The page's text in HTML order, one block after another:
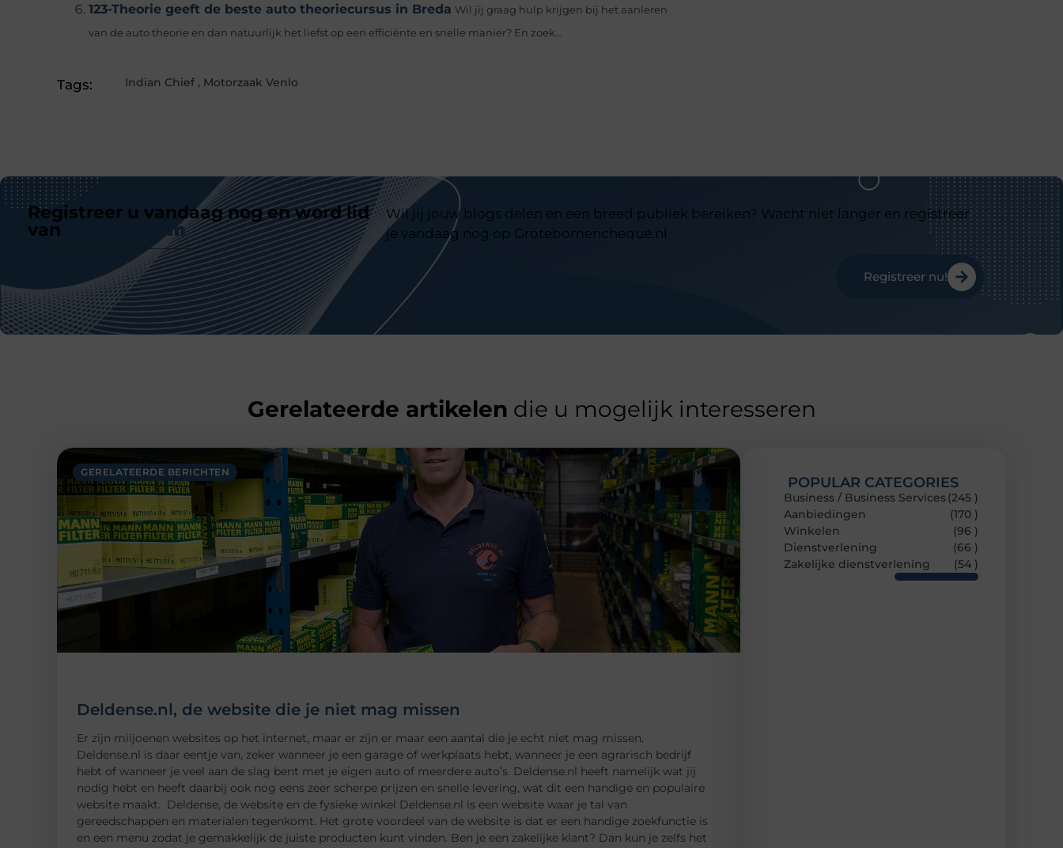
123-Theorie geeft de beste auto theoriecursus in Breda Wil jij graag hulp krijgen bij het aanleren
van de auto theorie en dan natuurlijk het liefst op een efficiënte en snelle manier? En zoek...
Tags: Indian Chief , Motorzaak Venlo
Registreer u vandaag nog en word lid
van
ons platform
Wil jij jouw blogs delen en een breed publiek bereiken? Wacht niet langer en registreer
je vandaag nog op Grotebomencheque.nl
Registreer nu!
Gerelateerde artikelen die u mogelijk interesseren
GERELATEERDE BERICHTEN
Deldense.nl, de website die je niet mag missen
Er zijn miljoenen websites op het internet, maar er zijn er maar een aantal die je echt niet mag missen.
Deldense.nl is daar eentje van, zeker wanneer je een garage of werkplaats hebt, wanneer je een agrarisch bedrijf
hebt of wanneer je veel aan de slag bent met je eigen auto of meerdere auto’s. Deldense.nl heeft namelijk wat jij
nodig hebt en heeft daarbij ook nog eens zeer scherpe prijzen en snelle levering, wat dit een handige en populaire
website maakt. Deldense, de website en de fysieke winkel Deldense.nl is een website waar je tal van
gereedschappen en materialen tegenkomt. Het grote voordeel van de website is dat er een handige zoekfunctie is
en een menu zodat je gemakkelijk de juiste producten kunt vinden. Ben je een zakelijke klant? Dan kun je zelfs het
POPULAR CATEGORIES
Business / Business Services(245 )
Aanbiedingen
(170 )
Winkelen
(96 )
Dienstverlening
(66 )
Zakelijke dienstverlening
(54 )